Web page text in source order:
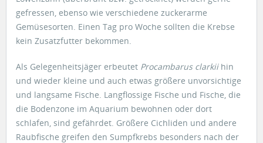
gefressen, ebenso wie verschiedene zuckerarme
Gemüsesorten. Einen Tag pro Woche sollten die Krebse
kein Zusatzfutter bekommen.
Als Gelegenheitsjäger erbeutet Procambarus clarkiihin
und wieder kleine und auch etwas größere unvorsichtige
und langsame Fische. Langflossige Fische und Fische, die
die Bodenzone im Aquarium bewohnen oder dort
schlafen, sind gefährdet. Größere Cichliden und andere
Raubfische greifen den Sumpfkrebs besonders nach der